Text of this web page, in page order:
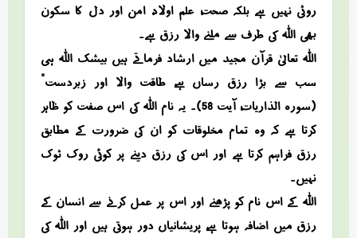
روٹی نہیں ہے بلکہ صحت، علم، اولاد، امن اور دل کا سکون
بھی اللہ کی طرف سے ملنے والا رزق ہے۔
اللہ تعالیٰ قرآن مجید میں ارشاد فرماتے ہیں “بیشک اللہ ہی
سب سے بڑا رزق رساں ہے، طاقت والا اور زبردست”
(سورہ الذاریات، آیت 58)۔ یہ نام اللہ کی اس صفت کو ظاہر
کرتا ہے کہ وہ تمام مخلوقات کو ان کی ضرورت کے مطابق
رزق فراہم کرتا ہے اور اس کی رزق دینے پر کوئی روک ٹوک
نہیں۔
اللہ کے اس نام کو پڑھنے اور اس پر عمل کرنے سے انسان کے
رزق میں اضافہ ہوتا ہے، پریشانیاں دور ہوتی ہیں اور اللہ کی